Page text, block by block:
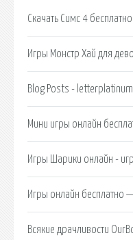
Скачать Симс 4
Игры Монстр Хай для
Blog Posts - letterplatinum.
Мини игры онлайн
Игры Шарики онлайн -
Игры онлайн бесплатно
Всякие драчливости